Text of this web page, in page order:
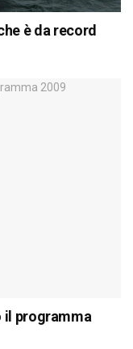
è da record
il programma